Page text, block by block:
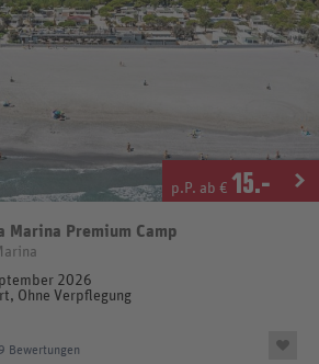
p.P. ab € 15.-
Marina Premium Camp
2026
Ohne Verpflegung
Bewertungen